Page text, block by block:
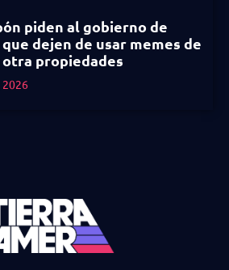
piden al gobierno de
dejen de usar memes de
propiedades
2026